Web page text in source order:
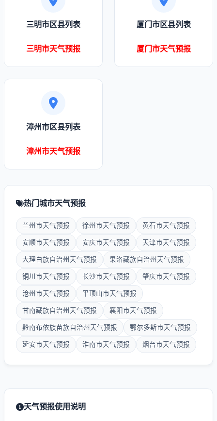
三明市区县列表
三明市天气预报
厦门市区县列表
厦门市天气预报
漳州市区县列表
漳州市天气预报
热门城市天气预报
兰州市天气预报 徐州市天气预报 黄石市天气预报
安顺市天气预报 安庆市天气预报 天津市天气预报
大理白族自治州天气预报 果洛藏族自治州天气预报
铜川市天气预报 长沙市天气预报 肇庆市天气预报
沧州市天气预报 平顶山市天气预报
甘南藏族自治州天气预报 襄阳市天气预报
黔南布依族苗族自治州天气预报 鄂尔多斯市天气预报
延安市天气预报 淮南市天气预报 烟台市天气预报
天气预报使用说明